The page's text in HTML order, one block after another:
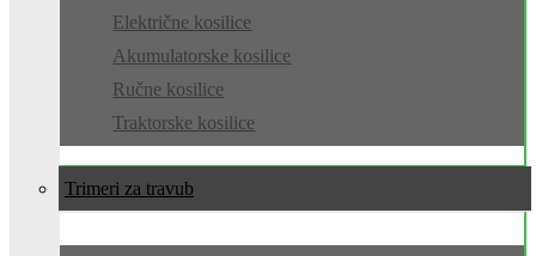
Električne kosilice
Akumulatorske kosilice
Ručne kosilice
Traktorske kosilice
Trimeri za travu